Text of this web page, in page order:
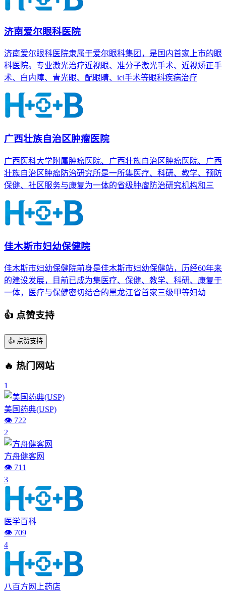
济南爱尔眼科医院
济南爱尔眼科医院隶属于爱尔眼科集团，是国内首家上市的眼
科医院。专业激光治疗近视眼、准分子激光手术、近视矫正手
术、白内障、青光眼、配眼睛、icl手术等眼科疾病治疗
广西壮族自治区肿瘤医院
广西医科大学附属肿瘤医院、广西壮族自治区肿瘤医院、广西
壮族自治区肿瘤防治研究所是一所集医疗、科研、教学、预防
保健、社区服务与康复为一体的省级肿瘤防治研究机构和三
佳木斯市妇幼保健院
佳木斯市妇幼保健院前身是佳木斯市妇幼保健站，历经60年来
的建设发展，目前已成为集医疗、保健、教学、科研、康复于
一体，医疗与保健密切结合的黑龙江省首家三级甲等妇幼
👍 点赞支持
👍 点赞支持
🔥 热门网站
1
美国药典(USP)
👁️ 722
2
方舟健客网
👁️ 711
3
医学百科
👁️ 709
4
八百方网上药店